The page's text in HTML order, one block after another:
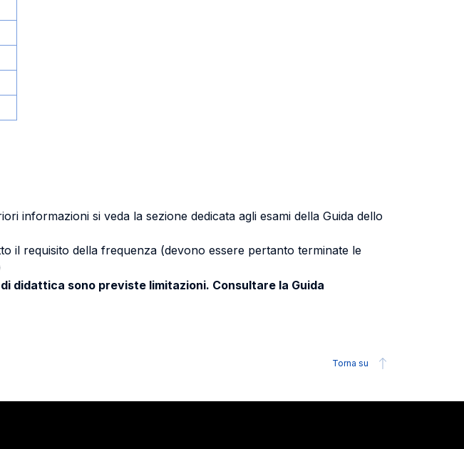
informazioni si veda la sezione dedicata agli esami della Guida dello
il requisito della frequenza (devono essere pertanto terminate le
didattica sono previste limitazioni. Consultare la Guida
Torna su